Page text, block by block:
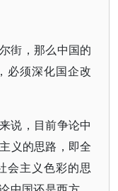
街，那么中国的
必须深化国企改
说，目前争论中
义的思路，即全
会主义色彩的思